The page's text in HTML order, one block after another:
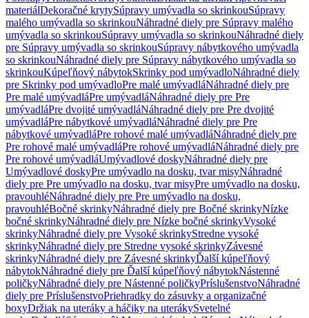
materiálDekoračné krytySúpravy umývadla so skrinkouSúpravy
malého umývadla so skrinkouNáhradné diely pre Súpravy malého
umývadla so skrinkouSúpravy umývadla so skrinkouNáhradné diely
pre Súpravy umývadla so skrinkouSúpravy nábytkového umývadla
so skrinkouNáhradné diely pre Súpravy nábytkového umývadla so
skrinkouKúpeľňový nábytokSkrinky pod umývadloNáhradné diely
pre Skrinky pod umývadloPre malé umývadláNáhradné diely pre
Pre malé umývadláPre umývadláNáhradné diely pre Pre
umývadláPre dvojité umývadláNáhradné diely pre Pre dvojité
umývadláPre nábytkové umývadláNáhradné diely pre Pre
nábytkové umývadláPre rohové malé umývadláNáhradné diely pre
Pre rohové malé umývadláPre rohové umývadláNáhradné diely pre
Pre rohové umývadláUmývadlové doskyNáhradné diely pre
Umývadlové doskyPre umývadlo na dosku, tvar misyNáhradné
diely pre Pre umývadlo na dosku, tvar misyPre umývadlo na dosku,
pravouhléNáhradné diely pre Pre umývadlo na dosku,
pravouhléBočné skrinkyNáhradné diely pre Bočné skrinkyNízke
bočné skrinkyNáhradné diely pre Nízke bočné skrinkyVysoké
skrinkyNáhradné diely pre Vysoké skrinkyStredne vysoké
skrinkyNáhradné diely pre Stredne vysoké skrinkyZávesné
skrinkyNáhradné diely pre Závesné skrinkyĎalší kúpeľňový
nábytokNáhradné diely pre Ďalší kúpeľňový nábytokNástenné
poličkyNáhradné diely pre Nástenné poličkyPríslušenstvoNáhradné
diely pre PríslušenstvoPriehradky do zásuvky a organizačné
boxyDržiak na uteráky a háčiky na uterákySvetelné